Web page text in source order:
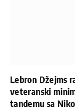
Lebron Džejms
veteranski
tandemu sa